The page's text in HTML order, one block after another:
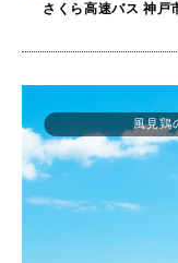
さくら高速バス 神戸
風見鶏